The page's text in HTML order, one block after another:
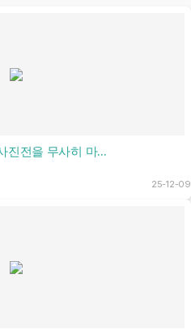
진전을 무사히 마...
25-12-09